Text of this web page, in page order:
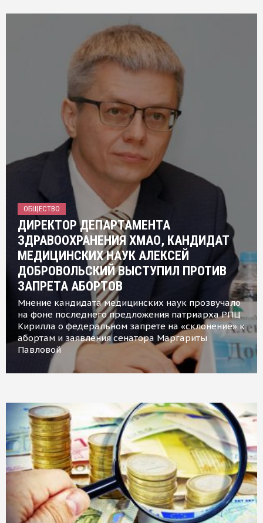
ОБЩЕСТВО
ДИРЕКТОР ДЕПАРТАМЕНТА
ЗДРАВООХРАНЕНИЯ ХМАО, КАНДИДАТ
МЕДИЦИНСКИХ НАУК АЛЕКСЕЙ
ДОБРОВОЛЬСКИЙ ВЫСТУПИЛ ПРОТИВ
ЗАПРЕТА АБОРТОВ
Мнение кандидата медицинских наук прозвучало
на фоне последнего предложения патриарха РПЦ
Кирилла о федеральном запрете на «склонение» к
абортам и заявления сенатора Маргариты
Павловой